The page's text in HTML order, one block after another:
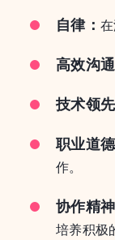
自律：
高效沟通
技术领先
职业道德
作。
协作精神
培养积极